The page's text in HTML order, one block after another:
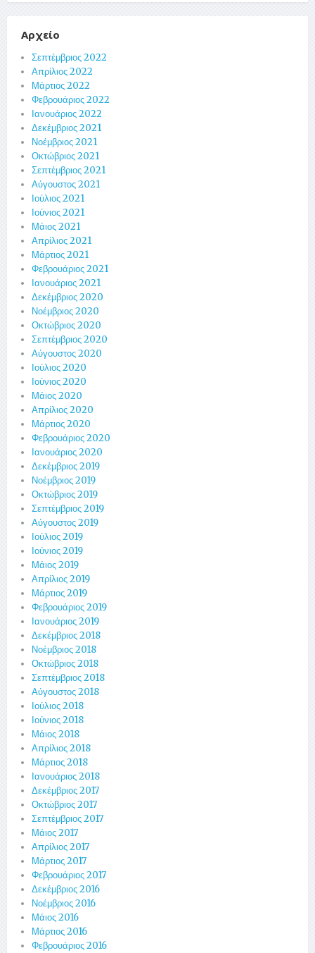
Αρχείο
Σεπτέμβριος 2022
Απρίλιος 2022
Μάρτιος 2022
Φεβρουάριος 2022
Ιανουάριος 2022
Δεκέμβριος 2021
Νοέμβριος 2021
Οκτώβριος 2021
Σεπτέμβριος 2021
Αύγουστος 2021
Ιούλιος 2021
Ιούνιος 2021
Μάιος 2021
Απρίλιος 2021
Μάρτιος 2021
Φεβρουάριος 2021
Ιανουάριος 2021
Δεκέμβριος 2020
Νοέμβριος 2020
Οκτώβριος 2020
Σεπτέμβριος 2020
Αύγουστος 2020
Ιούλιος 2020
Ιούνιος 2020
Μάιος 2020
Απρίλιος 2020
Μάρτιος 2020
Φεβρουάριος 2020
Ιανουάριος 2020
Δεκέμβριος 2019
Νοέμβριος 2019
Οκτώβριος 2019
Σεπτέμβριος 2019
Αύγουστος 2019
Ιούλιος 2019
Ιούνιος 2019
Μάιος 2019
Απρίλιος 2019
Μάρτιος 2019
Φεβρουάριος 2019
Ιανουάριος 2019
Δεκέμβριος 2018
Νοέμβριος 2018
Οκτώβριος 2018
Σεπτέμβριος 2018
Αύγουστος 2018
Ιούλιος 2018
Ιούνιος 2018
Μάιος 2018
Απρίλιος 2018
Μάρτιος 2018
Ιανουάριος 2018
Δεκέμβριος 2017
Οκτώβριος 2017
Σεπτέμβριος 2017
Μάιος 2017
Απρίλιος 2017
Μάρτιος 2017
Φεβρουάριος 2017
Δεκέμβριος 2016
Νοέμβριος 2016
Μάιος 2016
Μάρτιος 2016
Φεβρουάριος 2016